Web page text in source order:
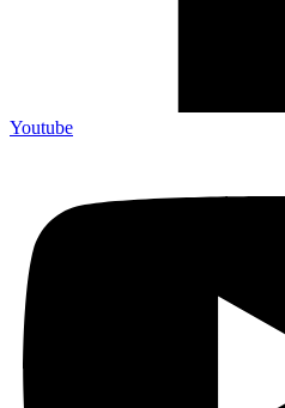
Youtube